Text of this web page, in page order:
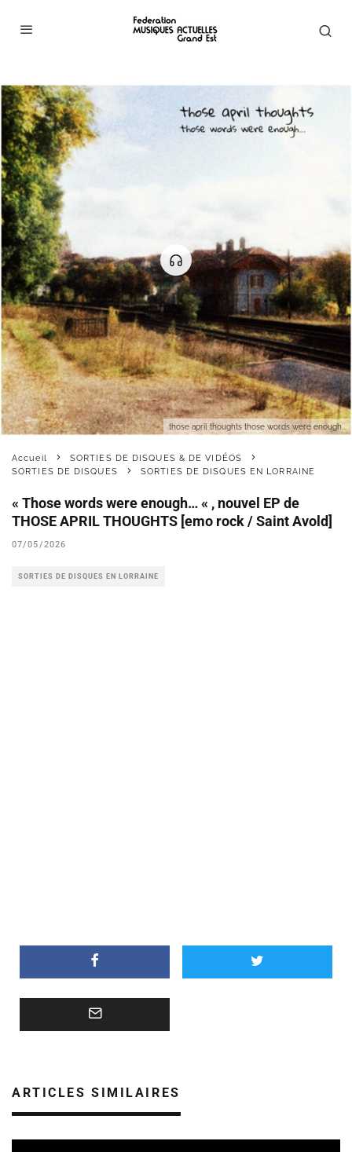
those april thoughts those words were enough...
Accueil
SORTIES DE DISQUES & DE VIDÉOS
SORTIES DE DISQUES
SORTIES DE DISQUES EN LORRAINE
« Those words were enough… « , nouvel EP de
THOSE APRIL THOUGHTS [emo rock / Saint Avold]
07/05/2026
SORTIES DE DISQUES EN LORRAINE
ARTICLES SIMILAIRES